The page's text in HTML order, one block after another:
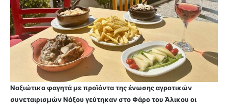
Ναξιώτικα φαγητά με προϊόντα της ένωσης αγροτικών
συνεταιρισμών Νάξου γεύτηκαν στο Φάρο του Άλικου οι